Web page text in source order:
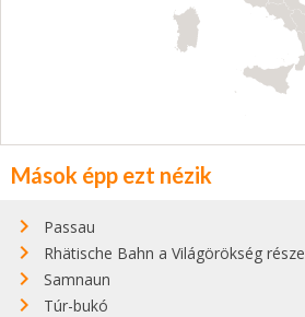
Mások épp ezt nézik
Passau
Rhätische Bahn a Világörökség része
Samnaun
Túr-bukó